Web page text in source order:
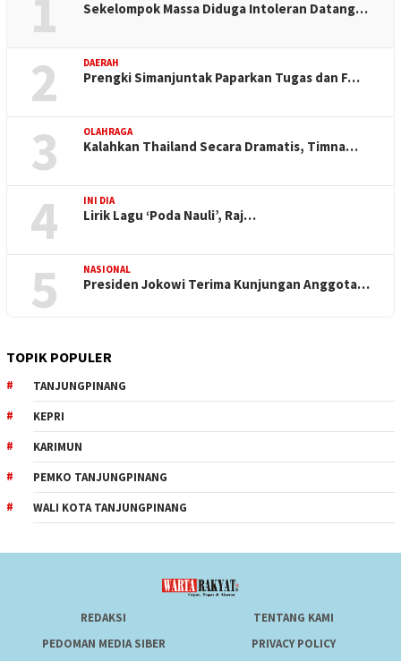
Sekelompok Massa Diduga Intoleran Datang…
2 DAERAH
Prengki Simanjuntak Paparkan Tugas dan F…
3 OLAHRAGA
Kalahkan Thailand Secara Dramatis, Timna…
4 INI DIA
Lirik Lagu ‘Poda Nauli’, Raj…
5 NASIONAL
Presiden Jokowi Terima Kunjungan Anggota…
TOPIK POPULER
TANJUNGPINANG
KEPRI
KARIMUN
PEMKO TANJUNGPINANG
WALI KOTA TANJUNGPINANG
REDAKSI
TENTANG KAMI
PEDOMAN MEDIA SIBER
PRIVACY POLICY